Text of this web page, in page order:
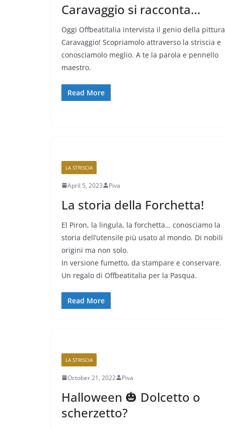
Caravaggio si racconta…
Oggi Offbeatitalia intervista il genio della
Caravaggio! Scopriamolo attraverso la striscia e
conosciamolo meglio. A te la parola e pennello
maestro.
Read More
LA STRISCIA
April 5, 2023 Piva
La storia della Forchetta!
El Piron, la lingula, la forchetta… conosciamo la
storia dell’utensile più usato al mondo. Di nobili
origini ma non solo.
In versione fumetto, da stampare e conservare.
Un regalo di Offbeatitalia per la Pasqua.
Read More
LA STRISCIA
October 21, 2022 Piva
Halloween 🎃 Dolcetto o
scherzetto?